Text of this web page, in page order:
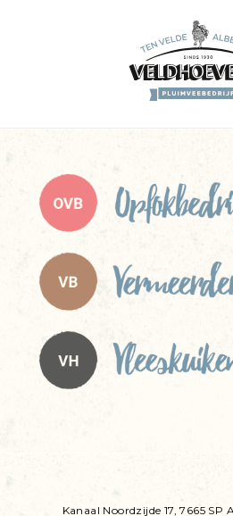
Kanaal Noordzijde 17, 7665 SP